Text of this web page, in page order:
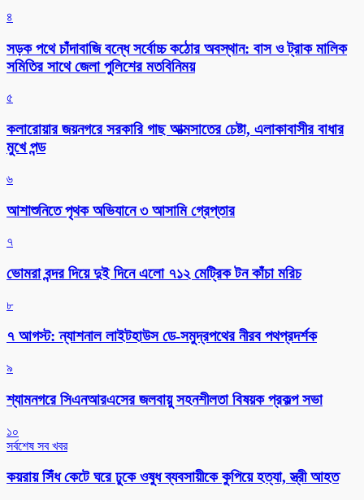
৪
সড়ক পথে চাঁদাবাজি বন্ধে সর্বোচ্চ কঠোর অবস্থান: বাস ও ট্রাক মালিক
সমিতির সাথে জেলা পুলিশের মতবিনিময়
৫
কলারোয়ার জয়নগরে সরকারি গাছ আত্মসাতের চেষ্টা, এলাকাবাসীর বাধার
মুখে পন্ড
৬
আশাশুনিতে পৃথক অভিযানে ৩ আসামি গ্রেপ্তার
৭
ভোমরা বন্দর দিয়ে দুই দিনে এলো ৭১২ মেট্রিক টন কাঁচা মরিচ
৮
৭ আগস্ট: ন্যাশনাল লাইটহাউস ডে-সমুদ্রপথের নীরব পথপ্রদর্শক
৯
শ্যামনগরে সিএনআরএসের জলবায়ু সহনশীলতা বিষয়ক প্রকল্প সভা
১০
সর্বশেষ সব খবর
কয়রায় সিঁধ কেটে ঘরে ঢুকে ওষুধ ব্যবসায়ীকে কুপিয়ে হত্যা, স্ত্রী আহত